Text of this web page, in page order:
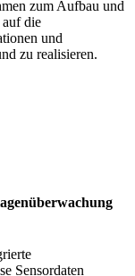
zum Aufbau und
die
und
zu realisieren.
Sensordaten